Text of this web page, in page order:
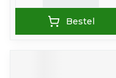
Bestel